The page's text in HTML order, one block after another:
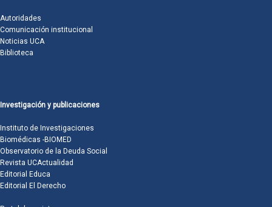
Autoridades
Comunicación institucional
Noticias UCA
Biblioteca
Investigación y publicaciones
Instituto de Investigaciones
Biomédicas -BIOMED
Observatorio de la Deuda Social
Revista UCActualidad
Editorial Educa
Editorial El Derecho